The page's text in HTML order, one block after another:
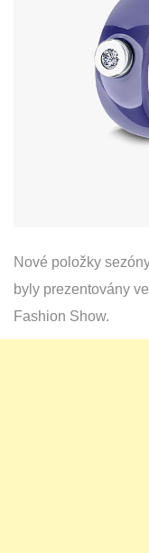
Nové položky
byly prezentovány
Fashion Show.